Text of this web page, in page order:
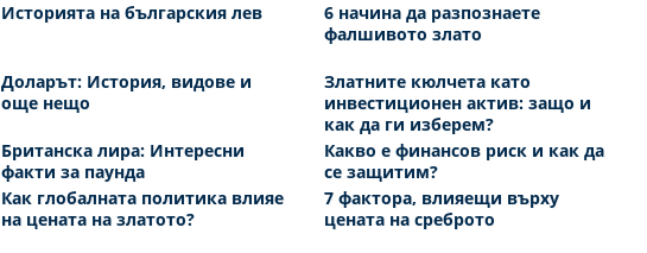
Историята на българския лев
6 начина да разпознаете
фалшивото злато
Доларът: История, видове и
още нещо
Златните кюлчета като
инвестиционен актив: защо и
как да ги изберем?
Британска лира: Интересни
факти за паунда
Какво е финансов риск и как да
се защитим?
Как глобалната политика влияе
на цената на златото?
7 фактора, влияещи върху
цената на среброто